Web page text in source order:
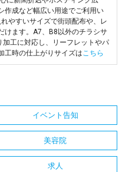
作成など幅広い用途でご利用い
やすいサイズで街頭配布や、レ
けます。A7、B8以外のチラシサ
工に対応し、リーフレットやパ
工時の仕上がりサイズはこちら
イベント告知
美容院
求人